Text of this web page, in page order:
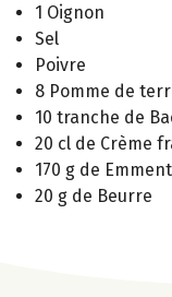
1 Oignon
Sel
Poivre
8 Pomme de
10 tranche de
20 cl de Crème
170 g de
20 g de Beurre